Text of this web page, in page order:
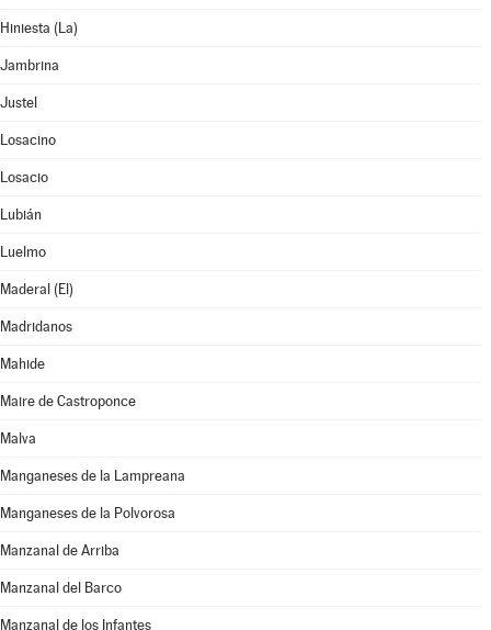
Hiniesta (La)
Jambrina
Justel
Losacino
Losacio
Lubián
Luelmo
Maderal (El)
Madridanos
Mahide
Maire de Castroponce
Malva
Manganeses de la Lampreana
Manganeses de la Polvorosa
Manzanal de Arriba
Manzanal del Barco
Manzanal de los Infantes